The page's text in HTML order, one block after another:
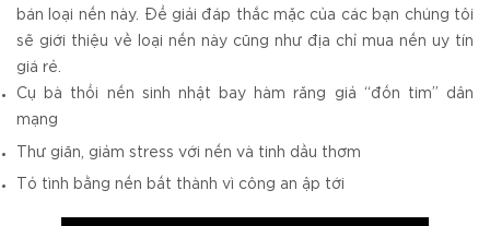
bán loại nến này. Để giải đáp thắc mặc của các bạn chúng tôi
sẽ giới thiệu về loại nến này cũng như địa chỉ mua nến uy tín
giá rẻ.
Cụ bà thổi nến sinh nhật bay hàm răng giả “đốn tim” dân
mạng
Thư giãn, giảm stress với nến và tinh dầu thơm
Tỏ tình bằng nến bất thành vì công an ập tới